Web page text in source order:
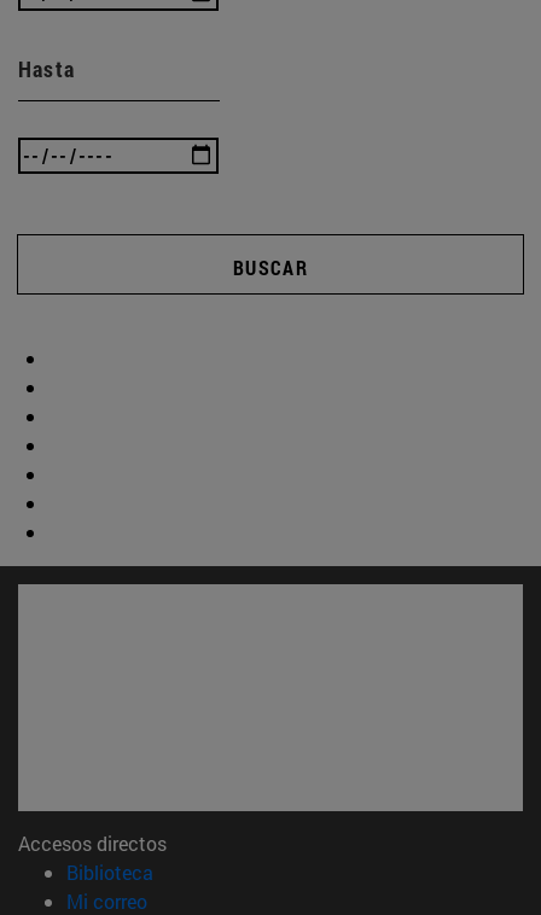
Hasta
BUSCAR
Accesos directos
Biblioteca
Mi correo(abre en nueva ventana)